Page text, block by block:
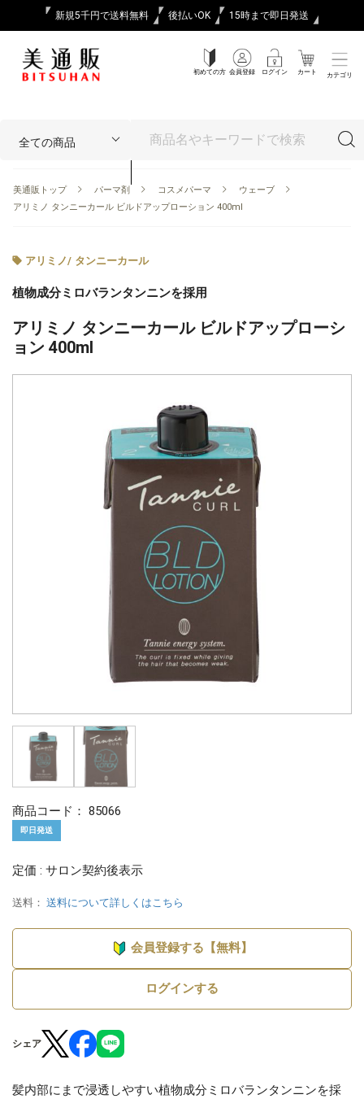
新規5千円で送料無料 後払いOK 15時まで即日発送
初めての方 会員登録 ログイン カート カテゴリ
美通販トップ パーマ剤 コスメパーマ
ウェーブ
アリミノ タンニーカール ビルドアップローション 400ml
アリミノ/ タンニーカール
植物成分ミロバランタンニンを採用
アリミノ タンニーカール ビルドアップローシ
ョン 400ml
商品コード： 85066
即日発送
定価 : サロン契約後表示
送料： 送料について詳しくはこちら
会員登録する【無料】
ログインする
シェア
髪内部にまで浸透しやすい植物成分ミロバランタンニンを採